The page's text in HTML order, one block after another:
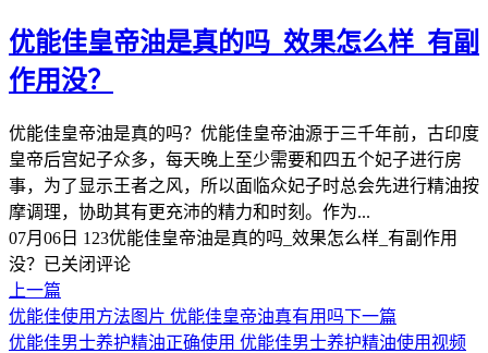
优能佳皇帝油是真的吗_效果怎么样_有副
作用没？
优能佳皇帝油是真的吗？优能佳皇帝油源于三千年前，古印度
皇帝后宫妃子众多，每天晚上至少需要和四五个妃子进行房
事，为了显示王者之风，所以面临众妃子时总会先进行精油按
摩调理，协助其有更充沛的精力和时刻。作为...
07月06日 123优能佳皇帝油是真的吗_效果怎么样_有副作用
没？ 已关闭评论
上一篇
优能佳使用方法图片 优能佳皇帝油真有用吗下一篇
优能佳男士养护精油正确使用 优能佳男士养护精油使用视频